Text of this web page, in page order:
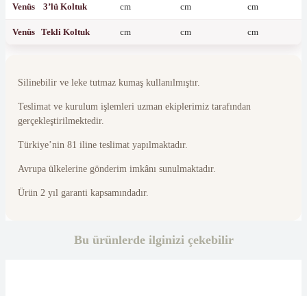
Venüs 3’lü Koltuk cm cm cm
Venüs Tekli Koltuk cm cm cm
Silinebilir ve leke tutmaz kumaş kullanılmıştır.
Teslimat ve kurulum işlemleri uzman ekiplerimiz tarafından
gerçekleştirilmektedir.
Türkiye’nin 81 iline teslimat yapılmaktadır.
Avrupa ülkelerine gönderim imkânı sunulmaktadır.
Ürün 2 yıl garanti kapsamındadır.
Bu ürünlerde ilginizi çekebilir